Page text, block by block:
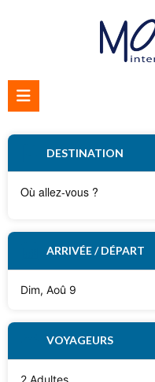
Contacter nous
DESTINATION
ARRIVÉE / DÉPART
Dim, Aoû 9
VOYAGEURS